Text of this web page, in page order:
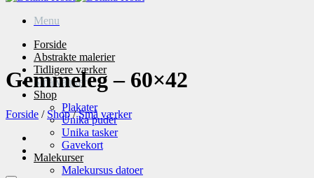
Menu
Forside
Abstrakte malerier
Tidligere værker
Små værker
Shop
Plakater
Unika puder
Unika tasker
Gavekort
Malekurser
Malekursus datoer
Gemmeleg – 60×42
Forside / Shop / Små værker